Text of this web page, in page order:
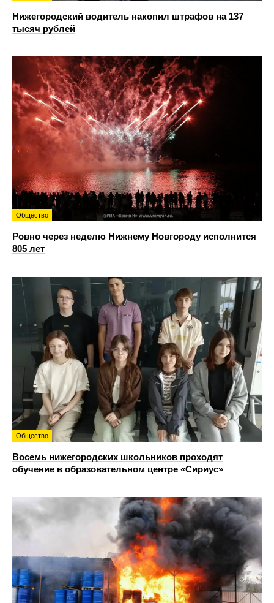
Нижегородский водитель накопил штрафов на 137
тысяч рублей
Общество
Ровно через неделю Нижнему Новгороду исполнится
805 лет
Общество
Восемь нижегородских школьников проходят
обучение в образовательном центре «Сириус»